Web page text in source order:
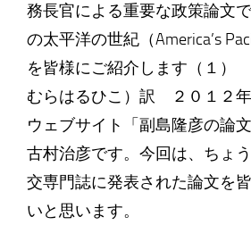
務長官による重要な政策論文
の太平洋の世紀（America’s
を皆様にご紹介します（１）
むらはるひこ）訳 ２０１２
ウェブサイト「副島隆彦の論
古村治彦です。今回は、ちょ
交専門誌に発表された論文を
いと思います。